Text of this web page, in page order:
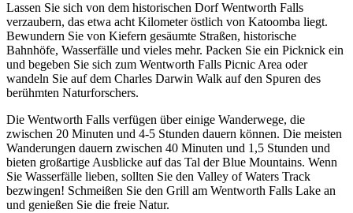
Lassen Sie sich von dem historischen Dorf Wentworth Falls
verzaubern, das etwa acht Kilometer östlich von Katoomba liegt.
Bewundern Sie von Kiefern gesäumte Straßen, historische
Bahnhöfe, Wasserfälle und vieles mehr. Packen Sie ein Picknick ein
und begeben Sie sich zum Wentworth Falls Picnic Area oder
wandeln Sie auf dem Charles Darwin Walk auf den Spuren des
berühmten Naturforschers.
Die Wentworth Falls verfügen über einige Wanderwege, die
zwischen 20 Minuten und 4-5 Stunden dauern können. Die meisten
Wanderungen dauern zwischen 40 Minuten und 1,5 Stunden und
bieten großartige Ausblicke auf das Tal der Blue Mountains. Wenn
Sie Wasserfälle lieben, sollten Sie den Valley of Waters Track
bezwingen! Schmeißen Sie den Grill am Wentworth Falls Lake an
und genießen Sie die freie Natur.